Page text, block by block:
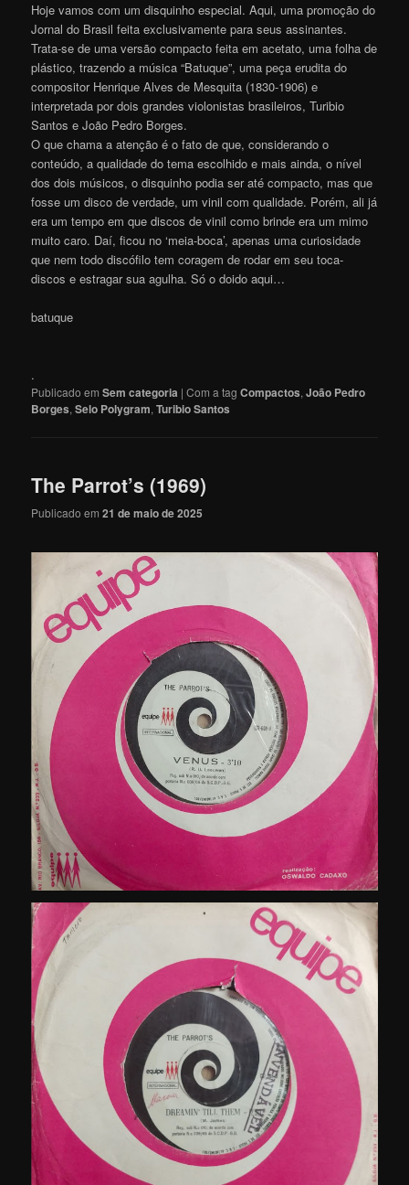
Hoje vamos com um disquinho especial. Aqui, uma promoção do
Jornal do Brasil feita exclusivamente para seus assinantes.
Trata-se de uma versão compacto feita em acetato, uma folha de
plástico, trazendo a música “Batuque”, uma peça erudita do
compositor Henrique Alves de Mesquita (1830-1906) e
interpretada por dois grandes violonistas brasileiros, Turibio
Santos e João Pedro Borges.
O que chama a atenção é o fato de que, considerando o
conteúdo, a qualidade do tema escolhido e mais ainda, o nível
dos dois músicos, o disquinho podia ser até compacto, mas que
fosse um disco de verdade, um vinil com qualidade. Porém, ali já
era um tempo em que discos de vinil como brinde era um mimo
muito caro. Daí, ficou no ‘meia-boca’, apenas uma curiosidade
que nem todo discófilo tem coragem de rodar em seu toca-
discos e estragar sua agulha. Só o doido aqui…
batuque
.
Publicado em Sem categoria |Com a tagCompactos,João Pedro
Borges,Selo Polygram,Turibio Santos
The Parrot’s (1969)
Publicado em21 de maio de 2025